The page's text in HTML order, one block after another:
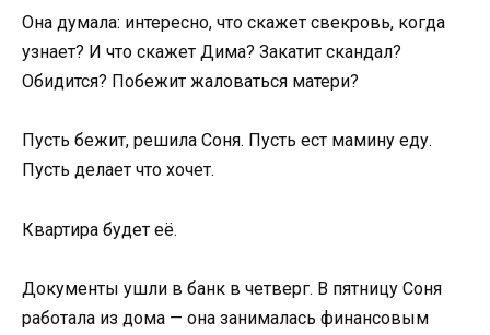
Она думала: интересно, что скажет свекровь, когда
узнает? И что скажет Дима? Закатит скандал?
Обидится? Побежит жаловаться матери?
Пусть бежит, решила Соня. Пусть ест мамину еду.
Пусть делает что хочет.
Квартира будет её.
Документы ушли в банк в четверг. В пятницу Соня
работала из дома — она занималась финансовым